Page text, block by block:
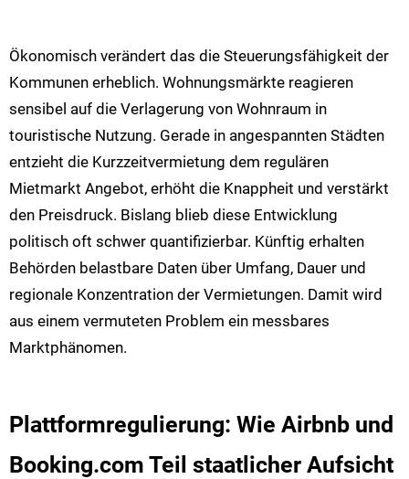
Ökonomisch verändert das die Steuerungsfähigkeit der
Kommunen erheblich. Wohnungsmärkte reagieren
sensibel auf die Verlagerung von Wohnraum in
touristische Nutzung. Gerade in angespannten Städten
entzieht die Kurzzeitvermietung dem regulären
Mietmarkt Angebot, erhöht die Knappheit und verstärkt
den Preisdruck. Bislang blieb diese Entwicklung
politisch oft schwer quantifizierbar. Künftig erhalten
Behörden belastbare Daten über Umfang, Dauer und
regionale Konzentration der Vermietungen. Damit wird
aus einem vermuteten Problem ein messbares
Marktphänomen.
Plattformregulierung: Wie Airbnb und
Booking.com Teil staatlicher Aufsicht